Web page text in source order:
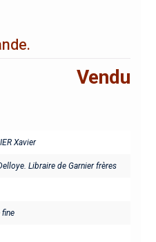
Vendu
Xavier
Libraire de Garnier frères
fine